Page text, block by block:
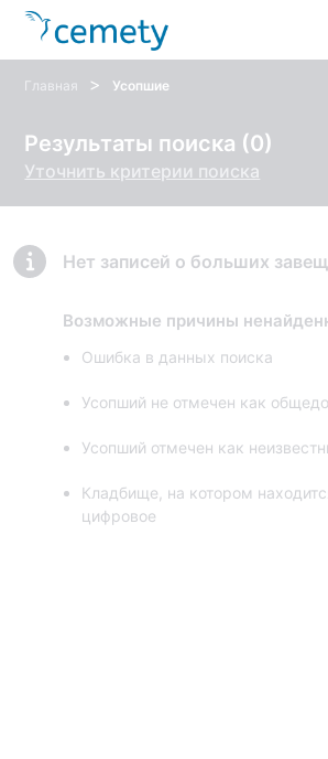
Главная > Усопшие
Результаты поиска (0)
Уточнить критерии поиска
Нет записей о больших
Возможные причины
Ошибка в данных поиска
Усопший не отмечен как
Усопший отмечен как
Кладбище, на котором
цифровое